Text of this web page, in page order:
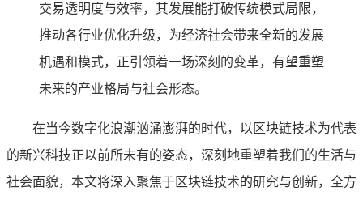
交易透明度与效率，其发展能打破传统模式局限，
推动各行业优化升级，为经济社会带来全新的发展
机遇和模式，正引领着一场深刻的变革，有望重塑
未来的产业格局与社会形态。
在当今数字化浪潮汹涌澎湃的时代，以区块链技术为代表
的新兴科技正以前所未有的姿态，深刻地重塑着我们的生活与
社会面貌，本文将深入聚焦于区块链技术的研究与创新，全方